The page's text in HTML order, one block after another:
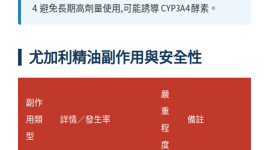
4. 避免長期高劑量使用,可能誘導 CYP3A4 酵素。
尤加利精油副作用與安全性
副作
用類
型
詳情／發生率
嚴
重
程
度
備註